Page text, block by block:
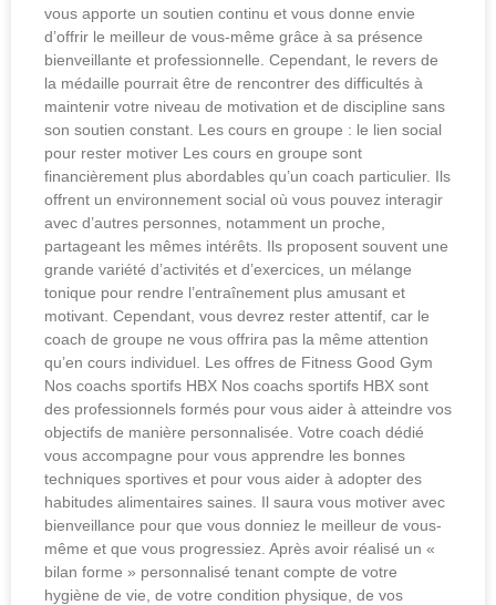
vous apporte un soutien continu et vous donne envie
d’offrir le meilleur de vous-même grâce à sa présence
bienveillante et professionnelle. Cependant, le revers de
la médaille pourrait être de rencontrer des difficultés à
maintenir votre niveau de motivation et de discipline sans
son soutien constant. Les cours en groupe : le lien social
pour rester motiver Les cours en groupe sont
financièrement plus abordables qu’un coach particulier. Ils
offrent un environnement social où vous pouvez interagir
avec d’autres personnes, notamment un proche,
partageant les mêmes intérêts. Ils proposent souvent une
grande variété d’activités et d’exercices, un mélange
tonique pour rendre l’entraînement plus amusant et
motivant. Cependant, vous devrez rester attentif, car le
coach de groupe ne vous offrira pas la même attention
qu’en cours individuel. Les offres de Fitness Good Gym
Nos coachs sportifs HBX Nos coachs sportifs HBX sont
des professionnels formés pour vous aider à atteindre vos
objectifs de manière personnalisée. Votre coach dédié
vous accompagne pour vous apprendre les bonnes
techniques sportives et pour vous aider à adopter des
habitudes alimentaires saines. Il saura vous motiver avec
bienveillance pour que vous donniez le meilleur de vous-
même et que vous progressiez. Après avoir réalisé un «
bilan forme » personnalisé tenant compte de votre
hygiène de vie, de votre condition physique, de vos